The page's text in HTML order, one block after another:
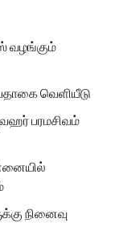
வழங்கும்
வெளியீடு
பரமசிவம்
நினைவு